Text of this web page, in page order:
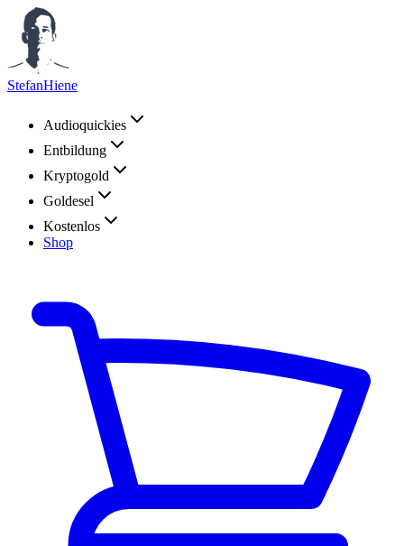
StefanHiene
Audioquickies
Entbildung
Kryptogold
Goldesel
Kostenlos
Shop